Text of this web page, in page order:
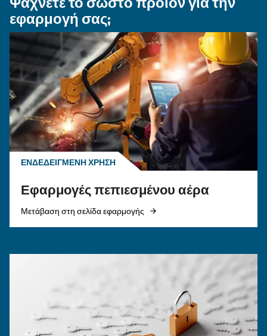
ΤΡΌΠΟΣ ΧΡΉΣΗΣ
Απενεργοποίηση και
ενεργοποίηση
Μάθετε πώς να ενεργοποιείτε και να
έναν αεροσυμπιεστή με ασφάλεια και
να διασφαλίσετε τη μεγάλη διάρκεια ζωής του
εξοπλισμού σας και να αποφύγετε τις
παγίδες.